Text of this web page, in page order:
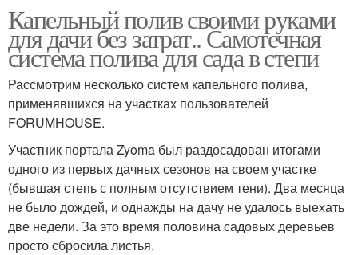
Капельный полив своими руками
для дачи без затрат.. Самотечная
система полива для сада в степи
Рассмотрим несколько систем капельного полива,
применявшихся на участках пользователей
FORUMHOUSE.
Участник портала Zyoma был раздосадован итогами
одного из первых дачных сезонов на своем участке
(бывшая степь с полным отсутствием тени). Два месяца
не было дождей, и однажды на дачу не удалось выехать
две недели. За это время половина садовых деревьев
просто сбросила листья.